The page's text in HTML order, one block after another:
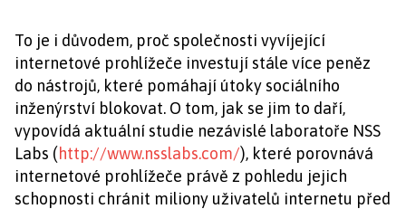
To je i důvodem, proč společnosti vyvíjející
internetové prohlížeče investují stále více peněz
do nástrojů, které pomáhají útoky sociálního
inženýrství blokovat. O tom, jak se jim to daří,
vypovídá aktuální studie nezávislé laboratoře NSS
Labs (http://www.nsslabs.com/), které porovnává
internetové prohlížeče právě z pohledu jejich
schopnosti chránit miliony uživatelů internetu před